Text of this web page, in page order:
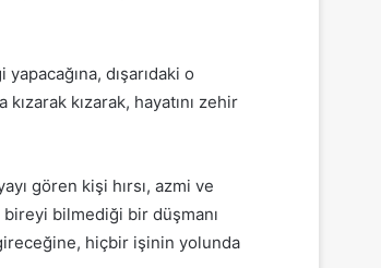
dışarıdaki o
kızarak, hayatını zehir
gören kişi hırsı, azmi ve
bireyi bilmediği bir düşmanı
hiçbir işinin yolunda